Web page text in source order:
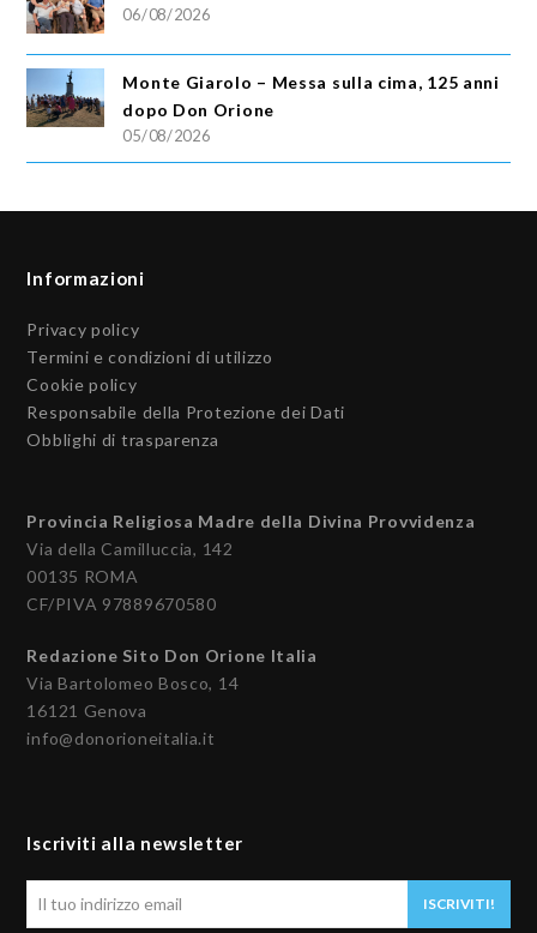
06/08/2026
Monte Giarolo – Messa sulla cima, 125 anni
dopo Don Orione
05/08/2026
Informazioni
Privacy policy
Termini e condizioni di utilizzo
Cookie policy
Responsabile della Protezione dei Dati
Obblighi di trasparenza
Provincia Religiosa Madre della Divina Provvidenza
Via della Camilluccia, 142
00135 ROMA
CF/PIVA 97889670580
Redazione Sito Don Orione Italia
Via Bartolomeo Bosco, 14
16121 Genova
info@donorioneitalia.it
Iscriviti alla newsletter
ISCRIVITI!